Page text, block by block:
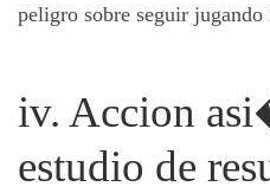
peligro sobre seguir
iv. Accion
estudio de